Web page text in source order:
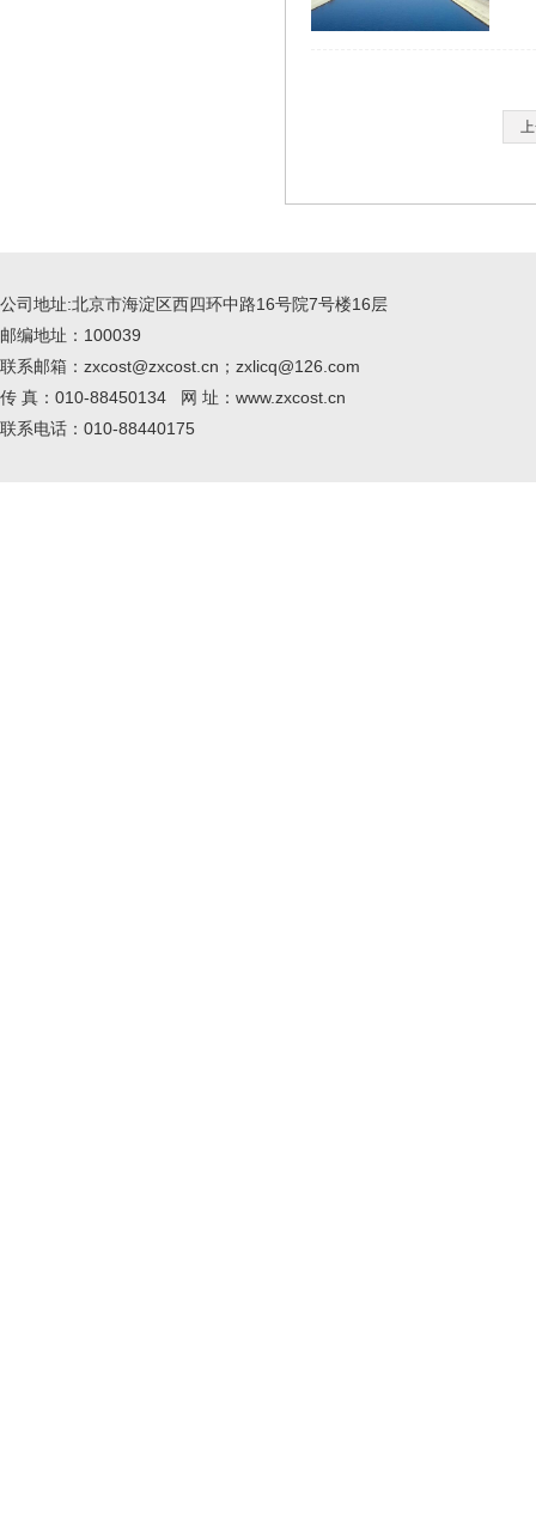
公司地址:北京市海淀区西四环中路16号院7号楼16层
邮编地址：100039
联系邮箱：zxcost@zxcost.cn；zxlicq@126.com
传 真：010-88450134 网 址：www.zxcost.cn
联系电话：010-88440175